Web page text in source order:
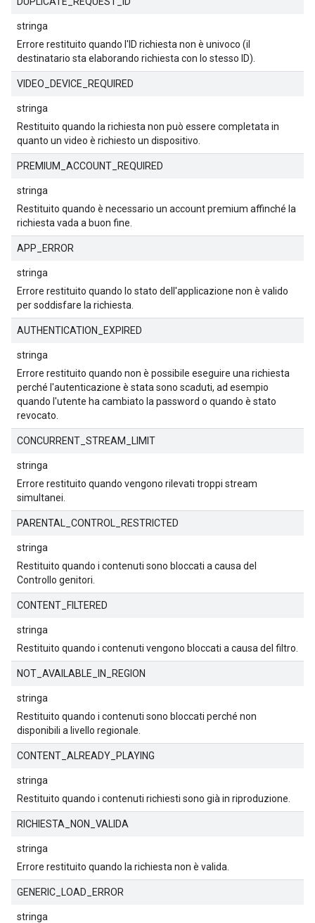
stringa
Errore restituito quando l'ID richiesta non è univoco (il
destinatario sta elaborando richiesta con lo stesso ID).
VIDEO_DEVICE_REQUIRED
stringa
Restituito quando la richiesta non può essere completata in
quanto un video è richiesto un dispositivo.
PREMIUM_ACCOUNT_REQUIRED
stringa
Restituito quando è necessario un account premium affinché la
richiesta vada a buon fine.
APP_ERROR
stringa
Errore restituito quando lo stato dell'applicazione non è valido
per soddisfare la richiesta.
AUTHENTICATION_EXPIRED
stringa
Errore restituito quando non è possibile eseguire una richiesta
perché l'autenticazione è stata sono scaduti, ad esempio
quando l'utente ha cambiato la password o quando è stato
revocato.
CONCURRENT_STREAM_LIMIT
stringa
Errore restituito quando vengono rilevati troppi stream
simultanei.
PARENTAL_CONTROL_RESTRICTED
stringa
Restituito quando i contenuti sono bloccati a causa del
Controllo genitori.
CONTENT_FILTERED
stringa
Restituito quando i contenuti vengono bloccati a causa del filtro.
NOT_AVAILABLE_IN_REGION
stringa
Restituito quando i contenuti sono bloccati perché non
disponibili a livello regionale.
CONTENT_ALREADY_PLAYING
stringa
Restituito quando i contenuti richiesti sono già in riproduzione.
RICHIESTA_NON_VALIDA
stringa
Errore restituito quando la richiesta non è valida.
GENERIC_LOAD_ERROR
stringa